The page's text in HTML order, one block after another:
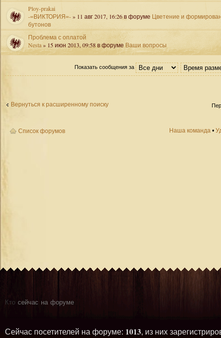
Ploy-prakai
-=ВИКТОРИЯ=-» 11 авг 2017, 16:26 в форуме Цветение и
бутонов
Проблема с оплатой
Nesta» 15 июн 2013, 09:58 в форуме Ваши вопросы
Показать сообщения за
Вернуться к расширенному поиску
Список форумов Наша команда •
Кто сейчас на форуме
Сейчас посетителей на форуме: 1013, из них